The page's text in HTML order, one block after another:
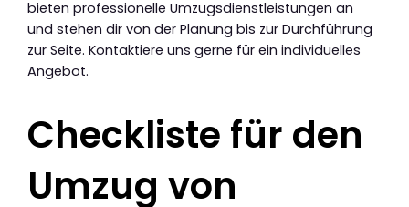
bieten professionelle Umzugsdienstleistungen an
und stehen dir von der Planung bis zur Durchführung
zur Seite. Kontaktiere uns gerne für ein individuelles
Angebot.
Checkliste für den
Umzug von